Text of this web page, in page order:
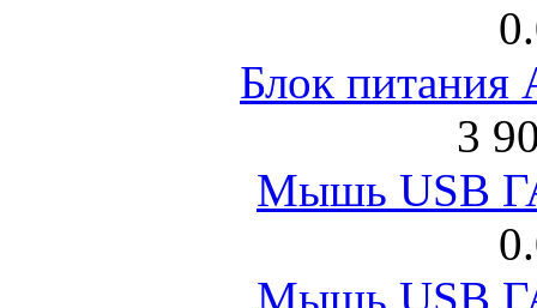
Блок питания
3
Мышь USB
Мышь USB